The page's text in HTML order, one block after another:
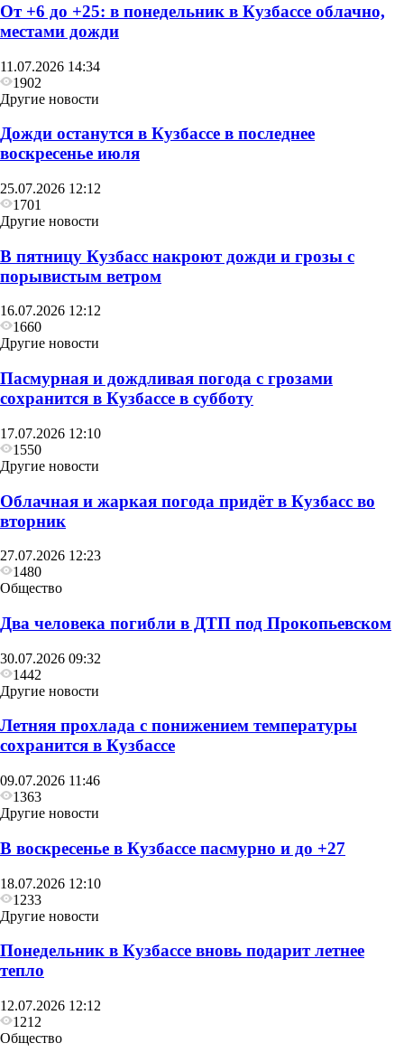
От +6 до +25: в понедельник в Кузбассе облачно,
местами дожди
11.07.2026 14:34
1902
Другие новости
Дожди останутся в Кузбассе в последнее
воскресенье июля
25.07.2026 12:12
1701
Другие новости
В пятницу Кузбасс накроют дожди и грозы с
порывистым ветром
16.07.2026 12:12
1660
Другие новости
Пасмурная и дождливая погода с грозами
сохранится в Кузбассе в субботу
17.07.2026 12:10
1550
Другие новости
Облачная и жаркая погода придёт в Кузбасс во
вторник
27.07.2026 12:23
1480
Общество
Два человека погибли в ДТП под Прокопьевском
30.07.2026 09:32
1442
Другие новости
Летняя прохлада с понижением температуры
сохранится в Кузбассе
09.07.2026 11:46
1363
Другие новости
В воскресенье в Кузбассе пасмурно и до +27
18.07.2026 12:10
1233
Другие новости
Понедельник в Кузбассе вновь подарит летнее
тепло
12.07.2026 12:12
1212
Общество